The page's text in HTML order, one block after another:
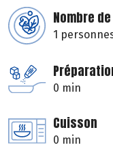
Nombre
1
0 min
Cuisson
0 min